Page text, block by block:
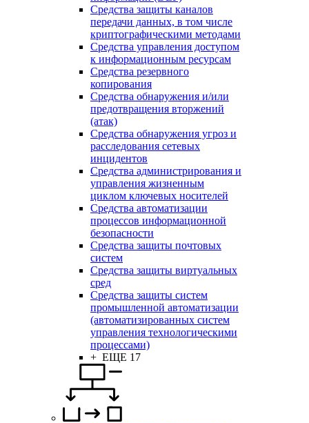
Средства защиты каналов
передачи данных, в том числе
криптографическими методами
Средства управления доступом
к информационным ресурсам
Средства резервного
копирования
Средства обнаружения и/или
предотвращения вторжений
(атак)
Средства обнаружения угроз и
расследования сетевых
инцидентов
Средства администрирования и
управления жизненным
циклом ключевых носителей
Средства автоматизации
процессов информационной
безопасности
Средства защиты почтовых
систем
Средства защиты виртуальных
сред
Средства защиты систем
промышленной автоматизации
(автоматизированных систем
управления технологическими
процессами)
+ ЕЩЕ 17